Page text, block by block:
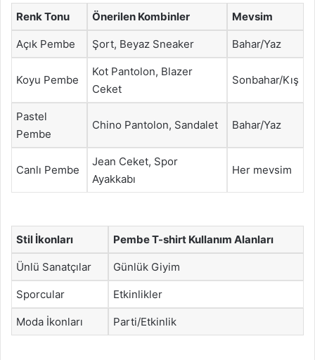
Renk Tonu Önerilen Kombinler Mevsim
Açık Pembe Şort, Beyaz Sneaker Bahar/Yaz
Koyu Pembe
Kot Pantolon, Blazer
Ceket
Sonbahar/Kış
Pastel
Pembe
Chino Pantolon, Sandalet Bahar/Yaz
Canlı Pembe
Jean Ceket, Spor
Ayakkabı
Her mevsim
Stil İkonları Pembe T-shirt Kullanım Alanları
Ünlü Sanatçılar Günlük Giyim
Sporcular Etkinlikler
Moda İkonları Parti/Etkinlik